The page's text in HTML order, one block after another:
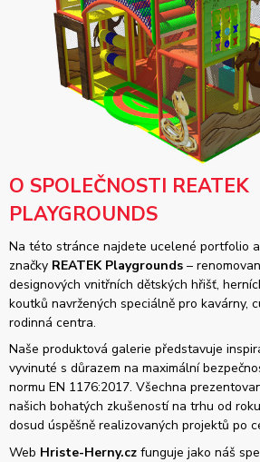
O SPOLEČNOSTI REATEK
PLAYGROUNDS
Na této stránce najdete ucelené portfolio
značky REATEK Playgrounds –
designových vnitřních dětských hřišť,
koutků navržených speciálně pro kavárny,
rodinná centra.
Naše produktová galerie představuje
vyvinuté s důrazem na maximální
normu EN 1176:2017. Všechna
našich bohatých zkušeností na trhu od
dosud úspěšně realizovaných projektů po
Web Hriste-Herny.cz funguje jako náš